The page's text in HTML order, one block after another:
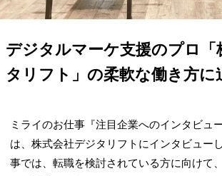
デジタルマーケ支援のプロ「
タリフト」の柔軟な働き方に
ミライのお仕事『注目企業へのインタビュ
は、株式会社デジタリフトにインタビュー
事では、転職を検討されている方に向けて